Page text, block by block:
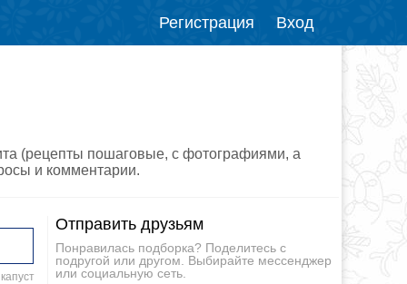
Регистрация Вход
(рецепты пошаговые, с фотографиями, а
и комментарии.
Отправить друзьям
Понравилась подборка? Поделитесь с
подругой или другом. Выбирайте мессенджер
или социальную сеть.